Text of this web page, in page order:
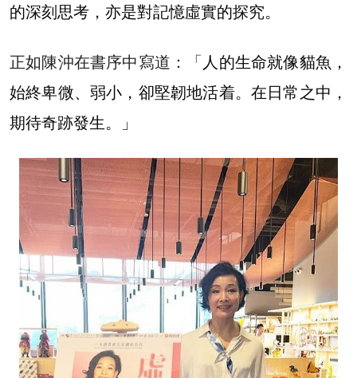
的深刻思考，亦是對記憶虛實的探究。
正如陳沖在書序中寫道：「 人的生命就像貓魚，
始終卑微、弱小，卻堅韌地活着。在日常之中，
期待奇跡發生。」